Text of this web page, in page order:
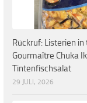
Rückruf: Listerien
Gourmaître Chuka
Tintenfischsalat
29 JULI, 2026